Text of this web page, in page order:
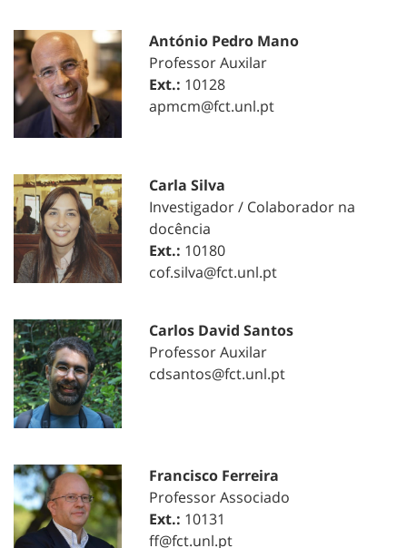
António Pedro Mano
Professor Auxilar
Ext.: 10128
apmcm@fct.unl.pt
Carla Silva
Investigador / Colaborador na
docência
Ext.: 10180
cof.silva@fct.unl.pt
Carlos David Santos
Professor Auxilar
cdsantos@fct.unl.pt
Francisco Ferreira
Professor Associado
Ext.: 10131
ff@fct.unl.pt